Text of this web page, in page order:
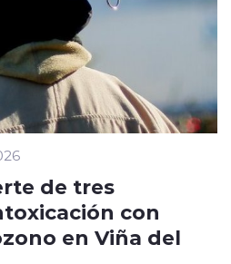
de tres
con
en Viña del